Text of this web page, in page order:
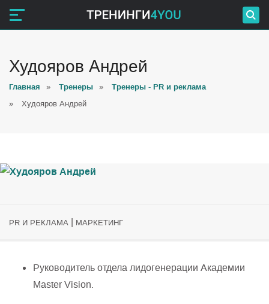
Худояров Андрей
Главная » Тренеры » Тренеры - PR и реклама
» Худояров Андрей
PR И РЕКЛАМА | МАРКЕТИНГ
Руководитель отдела лидогенерации Академии
Master Vision.